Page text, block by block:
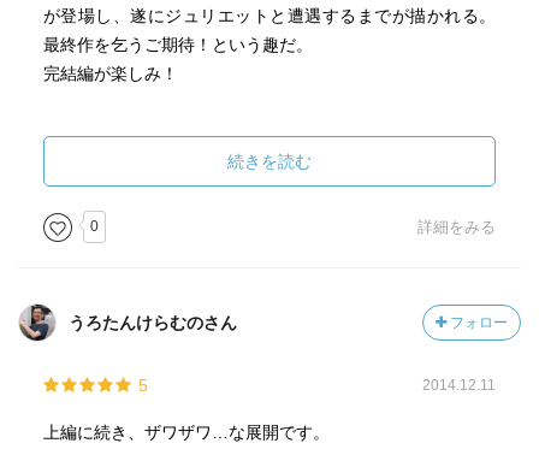
で長い眠りから覚醒した「ドナルド」は、サイロ1の責任者
となり、より多くの人を救うため、崩壊し始めたサイロを
消滅させるミッションの取り組むが、苦しんだ「ドナル
2312年、暴動で両親を喪ったが、生き延びた少年「ジミー
ける… そして、暴動から34年目の2345年に「ジミー（ソ
死の50のサイロの命運を握る立場となり、人類を絶滅寸前
に追い込み、自らの運命を翻弄した人物に復讐を果たしま
す。
前作での謎の一部が解明し、物語が前作と合流して愉しく
が登場し、遂にジュリエットと遭遇するまでが描かれる。
最終作を乞うご期待！という趣だ。
完結編が楽しみ！
続きを読む
0 詳細をみる
うろたんけらむのさん フォロー
5 2014.12.11
上編に続き、ザワザワ…な展開です。